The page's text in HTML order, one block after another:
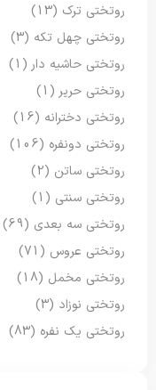
روتختی ترک (13)
روتختی چهل تکه (3)
روتختی حاشیه دار (1)
روتختی حریر (1)
روتختی دخترانه (16)
روتختی دونفره (106)
روتختی ساتن (2)
روتختی سنتی (1)
روتختی سه بعدی (69)
روتختی عروس (71)
روتختی مخمل (18)
روتختی نوزاد (3)
روتختی یک نفره (83)